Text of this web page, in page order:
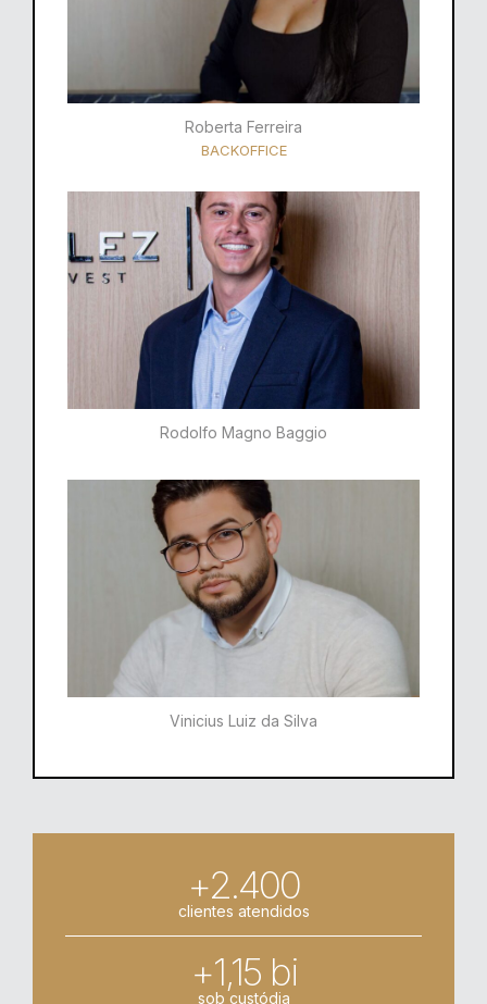
Roberta Ferreira
BACKOFFICE
Rodolfo Magno Baggio​​
Vinicius Luiz da Silva
+2.400
clientes atendidos
+1,15 bi
sob custódia